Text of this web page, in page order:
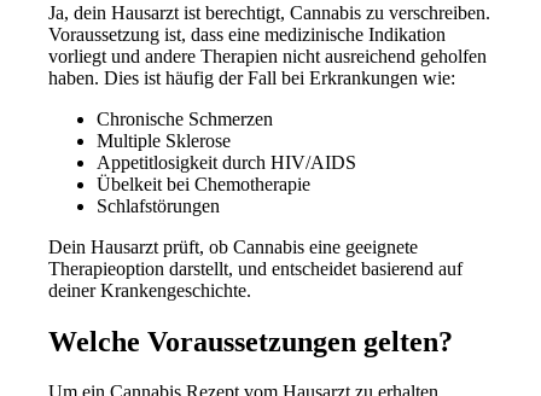
Ja, dein Hausarzt ist berechtigt, Cannabis zu verschreiben.
Voraussetzung ist, dass eine medizinische Indikation
vorliegt und andere Therapien nicht ausreichend geholfen
haben. Dies ist häufig der Fall bei Erkrankungen wie:
Chronische Schmerzen
Multiple Sklerose
Appetitlosigkeit durch HIV/AIDS
Übelkeit bei Chemotherapie
Schlafstörungen
Dein Hausarzt prüft, ob Cannabis eine geeignete
Therapieoption darstellt, und entscheidet basierend auf
deiner Krankengeschichte.
Welche Voraussetzungen gelten?